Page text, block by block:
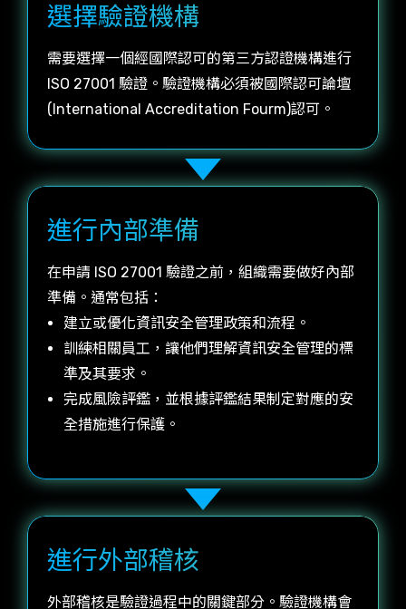
選擇驗證機構
需要選擇一個經國際認可的第三方認證機構進行
ISO 27001 驗證。驗證機構必須被國際認可論壇
(International Accreditation Fourm)認可。
進行內部準備
在申請 ISO 27001 驗證之前，組織需要做好內部
準備。通常包括：
建立或優化資訊安全管理政策和流程。
訓練相關員工，讓他們理解資訊安全管理的標
準及其要求。
完成風險評鑑，並根據評鑑結果制定對應的安
全措施進行保護。
進行外部稽核
外部稽核是驗證過程中的關鍵部分。驗證機構會